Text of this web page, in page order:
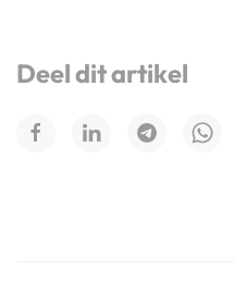
Deel dit artikel